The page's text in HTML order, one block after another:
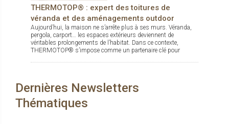
THERMOTOP® : expert des toitures de
véranda et des aménagements outdoor
Aujourd’hui, la maison ne s’arrête plus à ses murs. Véranda,
pergola, carport… les espaces extérieurs deviennent de
véritables prolongements de l’habitat. Dans ce contexte,
THERMOTOP® s’impose comme un partenaire clé pour
Dernières Newsletters
Thématiques